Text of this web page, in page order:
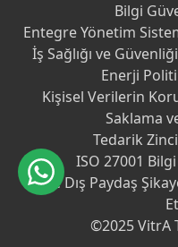
Bilgi
Entegre Yönetim
İş Sağlığı ve
Enerji
Kişisel Verilerin
Saklama
Tedarik
ISO 27001
İç ve Dış Paydaş
©2025 VitrA